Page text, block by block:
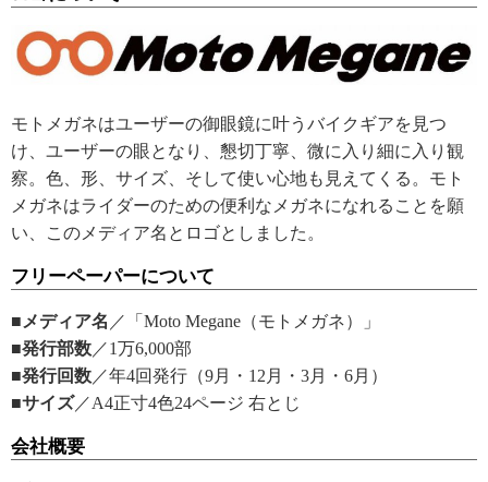
モトメガネはユーザーの御眼鏡に叶うバイクギアを見つ
け、ユーザーの眼となり、懇切丁寧、微に入り細に入り観
察。色、形、サイズ、そして使い心地も見えてくる。モト
メガネはライダーのための便利なメガネになれることを願
い、このメディア名とロゴとしました。
フリーペーパーについて
■メディア名 ／「Moto Megane（モトメガネ）」
■発行部数 ／1万6,000部
■発行回数 ／年4回発行（9月・12月・3月・6月）
■サイズ／A4正寸4色24ページ 右とじ
会社概要